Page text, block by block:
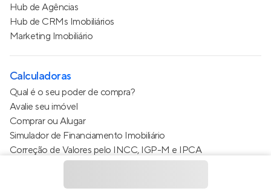
Hub de Agências
Hub de CRMs Imobiliários
Marketing Imobiliário
Calculadoras
Qual é o seu poder de compra?
Avalie seu imóvel
Comprar ou Alugar
Simulador de Financiamento Imobiliário
Correção de Valores pelo INCC, IGP-M e IPCA
Estimativa de valor do condomínio